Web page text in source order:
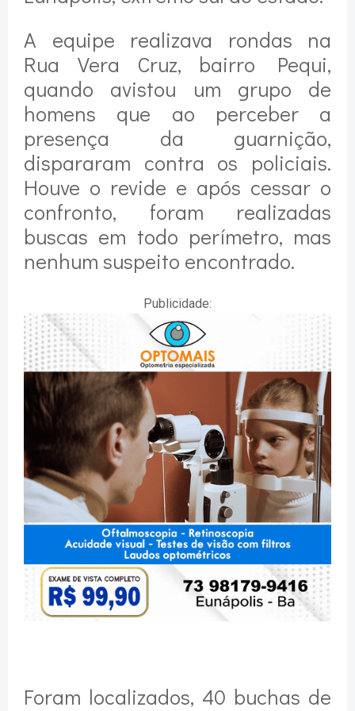
A equipe realizava rondas na
Rua Vera Cruz, bairro Pequi,
quando avistou um grupo de
homens que ao perceber a
presença da guarnição,
dispararam contra os policiais.
Houve o revide e após cessar o
confronto, foram realizadas
buscas em todo perímetro, mas
nenhum suspeito encontrado.
Publicidade:
Foram localizados, 40 buchas de